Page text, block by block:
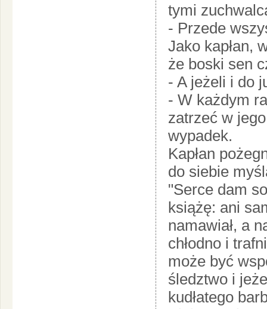
tymi
- Przede
Jako kapłan,
że boski sen
- A jeżeli i do
- W każdym
zatrzeć w
wypadek.
Kapłan
do siebie
"Serce dam
książę: ani
namawiał, a
chłodno i
może być
śledztwo i
kudłatego